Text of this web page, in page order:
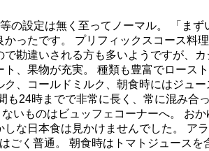
の設定は無く至ってノーマル。 「ま
ったです。 プリフィックスコース
勘違いされる方も多いようですが
、果物が充実。 種類も豊富でロー
、コールドミルク、朝食時にはジュ
24時までで非常に長く、常に混み
いものはビュッフェコーナーへ。 お
な日本食は見かけませんでした。
ごく普通。 朝食時はトマトジュース